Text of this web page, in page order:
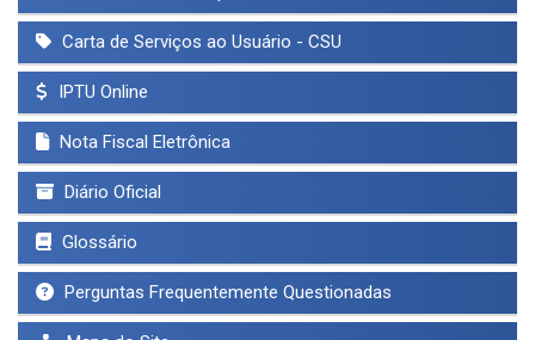
Carta de Serviços ao Usuário - CSU
IPTU Online
Nota Fiscal Eletrônica
Diário Oficial
Glossário
Perguntas Frequentemente Questionadas